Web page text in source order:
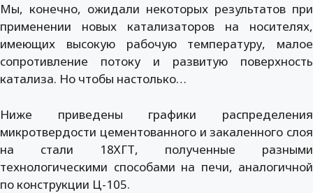
Мы, конечно, ожидали некоторых результатов при
применении новых катализаторов на носителях,
имеющих высокую рабочую температуру, малое
сопротивление потоку и развитую поверхность
катализа. Но чтобы настолько…
Ниже приведены графики распределения
микротвердости цементованного и закаленного слоя
на стали 18ХГТ, полученные разными
технологическими способами на печи, аналогичной
по конструкции Ц-105.